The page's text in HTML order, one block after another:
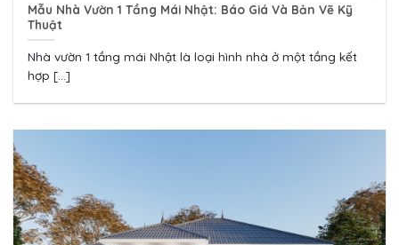
Mẫu Nhà Vườn 1 Tầng Mái Nhật: Báo Giá Và Bản Vẽ Kỹ
Thuật
Nhà vườn 1 tầng mái Nhật là loại hình nhà ở một tầng kết
hợp [...]